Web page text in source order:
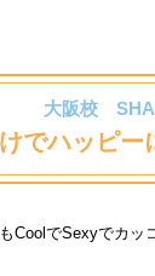
大阪校
でハッピー
でSexyでカ